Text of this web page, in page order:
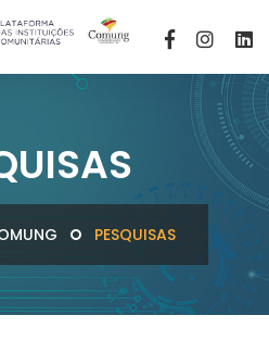
PESQUISAS